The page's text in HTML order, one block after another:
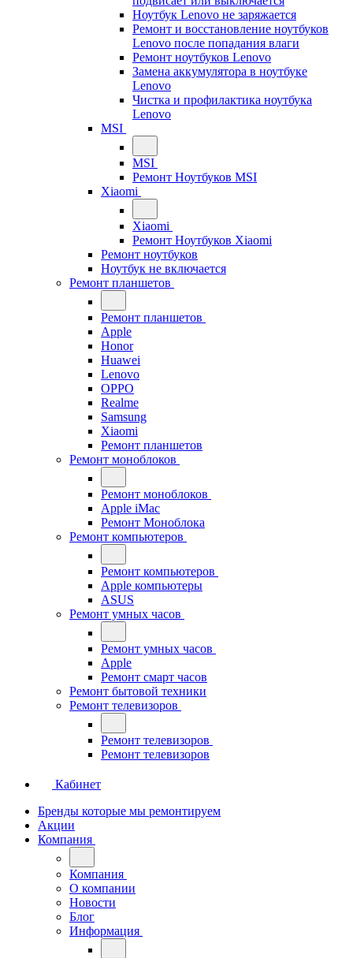
Ноутбук Lenovo не заряжается
Ремонт и восстановление ноутбуков
Lenovo после попадания влаги
Ремонт ноутбуков Lenovo
Замена аккумулятора в ноутбуке
Lenovo
Чистка и профилактика ноутбука
Lenovo
MSI
MSI
Ремонт Ноутбуков MSI
Xiaomi
Xiaomi
Ремонт Ноутбуков Xiaomi
Ремонт ноутбуков
Ноутбук не включается
Ремонт планшетов
Ремонт планшетов
Apple
Honor
Huawei
Lenovo
OPPO
Realme
Samsung
Xiaomi
Ремонт планшетов
Ремонт моноблоков
Ремонт моноблоков
Apple iMac
Ремонт Моноблока
Ремонт компьютеров
Ремонт компьютеров
Apple компьютеры
ASUS
Ремонт умных часов
Ремонт умных часов
Apple
Ремонт смарт часов
Ремонт бытовой техники
Ремонт телевизоров
Ремонт телевизоров
Ремонт телевизоров
Кабинет
Бренды которые мы ремонтируем
Акции
Компания
Компания
О компании
Новости
Блог
Информация